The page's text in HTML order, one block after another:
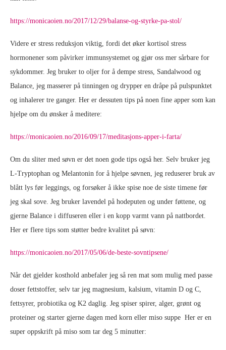
https://monicaoien.no/2017/12/29/balanse-og-styrke-pa-stol/
Videre er stress reduksjon viktig, fordi det øker kortisol stress
hormonener som påvirker immunsystemet og gjør oss mer sårbare for
sykdommer. Jeg bruker to oljer for å dempe stress, Sandalwood og
Balance, jeg masserer på tinningen og drypper en dråpe på pulspunktet
og inhalerer tre ganger. Her er dessuten tips på noen fine apper som kan
hjelpe om du ønsker å meditere:
https://monicaoien.no/2016/09/17/meditasjons-apper-i-farta/
Om du sliter med søvn er det noen gode tips også her. Selv bruker jeg
L-Tryptophan og Melantonin for å hjelpe søvnen, jeg reduserer bruk av
blått lys før leggings, og forsøker å ikke spise noe de siste timene før
jeg skal sove. Jeg bruker lavendel på hodeputen og under føttene, og
gjerne Balance i diffuseren eller i en kopp varmt vann på nattbordet.
Her er flere tips som støtter bedre kvalitet på søvn:
https://monicaoien.no/2017/05/06/de-beste-sovntipsene/
Når det gjelder kosthold anbefaler jeg så ren mat som mulig med passe
doser fettstoffer, selv tar jeg magnesium, kalsium, vitamin D og C,
fettsyrer, probiotika og K2 daglig. Jeg spiser spirer, alger, grønt og
proteiner og starter gjerne dagen med korn eller miso suppe Her er en
super oppskrift på miso som tar deg 5 minutter: